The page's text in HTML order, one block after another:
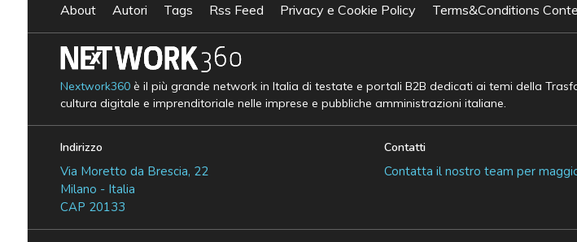
About Autori Tags Rss Feed Privacy e Cookie Policy Terms&Conditions
Nextwork360è il più grande network in Italia di testate e portali B2B dedicati ai temi della
cultura digitale e imprenditoriale nelle imprese e pubbliche amministrazioni italiane.
Indirizzo
Via Moretto da Brescia, 22
Milano - Italia
CAP 20133
Contatti
Contatta il nostro team per